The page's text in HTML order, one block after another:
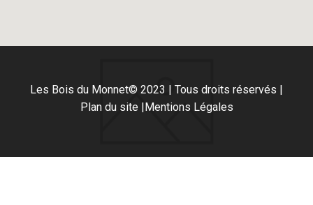
Les Bois du Monnet© 2023 | Tous droits réservés |
Plan du site |Mentions Légales